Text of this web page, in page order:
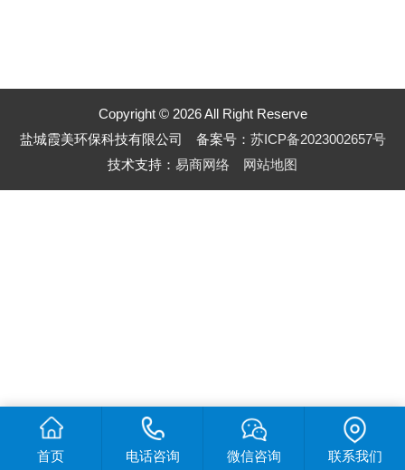
Copyright © 2026 All Right Reserve
盐城霞美环保科技有限公司 备案号： 苏ICP备2023002657号
技术支持： 易商网络 网站地图
首页 电话咨询 微信咨询 联系我们